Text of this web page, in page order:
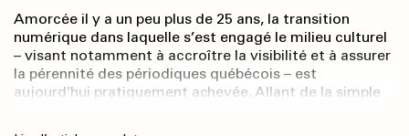
Amorcée il y a un peu plus de 25 ans, la transition
numérique dans laquelle s’est engagé le milieu culturel
– visant notamment à accroître la visibilité et à assurer
la pérennité des périodiques québécois – est
aujourd’hui pratiquement achevée. Allant de la simple